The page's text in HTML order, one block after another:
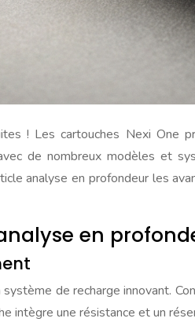
! Les cartouches Nexi One
de nombreux modèles et
analyse en profondeur les
en
de recharge innovant.
intègre une résistance et un